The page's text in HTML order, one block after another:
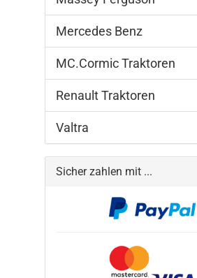
Mercedes Benz
MC.Cormic Traktoren
Renault Traktoren
Valtra
Sicher zahlen mit ...